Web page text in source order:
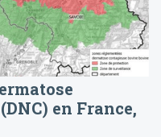
en France,